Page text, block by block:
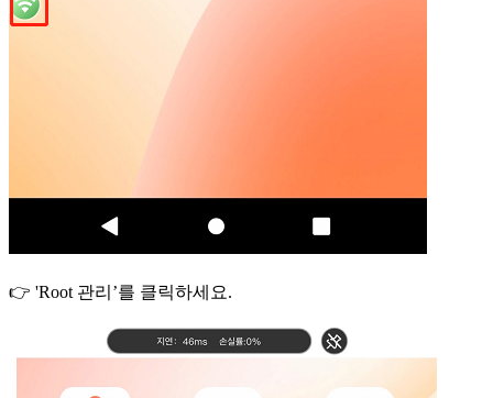
👉 'Root 관리’를 클릭하세요.